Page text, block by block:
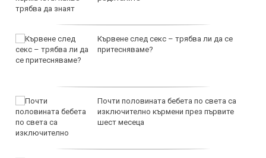
Кървене след секс – трябва ли да се
притесняваме?
Почти половината бебета по света са
изключително кърмени през първите
шест месеца